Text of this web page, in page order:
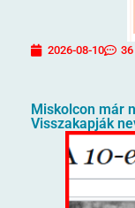
2026-08-10
Miskolcon már
Visszakapják